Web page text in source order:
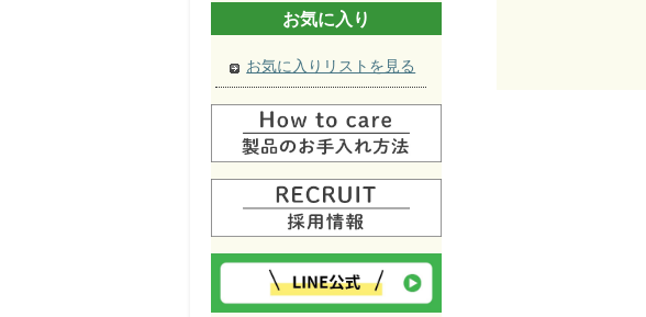
お気に入り
お気に入りリストを見る